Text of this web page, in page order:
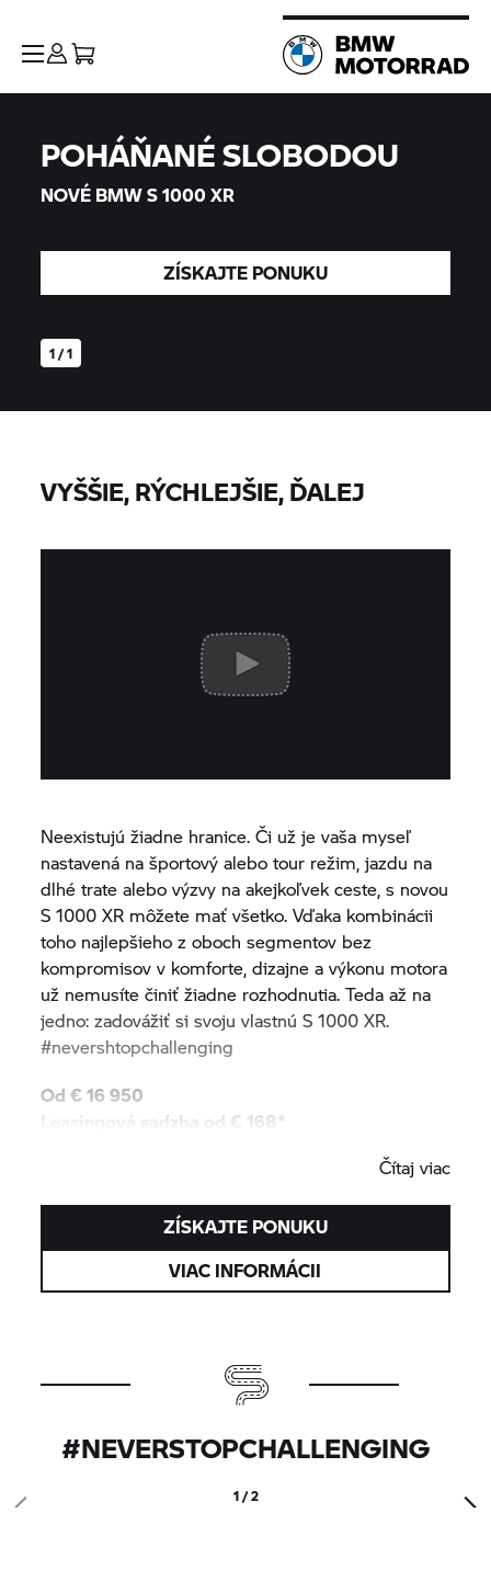
NEW
1 / 1
POHÁŇANÉ SLOBODOU
NOVÉ BMWS 1000 XR
ZÍSKAJTE PONUKU
VYŠŠIE, RÝCHLEJŠIE, ĎALEJ
Neexistujú žiadne hranice. Či už je vaša myseľ
nastavená na športový alebo tour režim, jazdu na
dlhé trate alebo výzvy na akejkoľvek ceste, s novou
S 1000 XR môžete mať všetko. Vďaka kombinácii
toho najlepšieho z oboch segmentov bez
kompromisov v komforte, dizajne a výkonu motora
už nemusíte činiť žiadne rozhodnutia. Teda až na
jedno: zadovážiť si svoju vlastnúS 1000 XR.
#nevershtopchallenging
Od € 16 950
Leasingová sadzba od € 168*
V cene je zahrnutá trojročná záruka a 3 rokyČítaj viac
ZÍSKAJTE PONUKU
VIAC INFORMÁCII
#NEVERSTOPCHALLENGING
1 / 2